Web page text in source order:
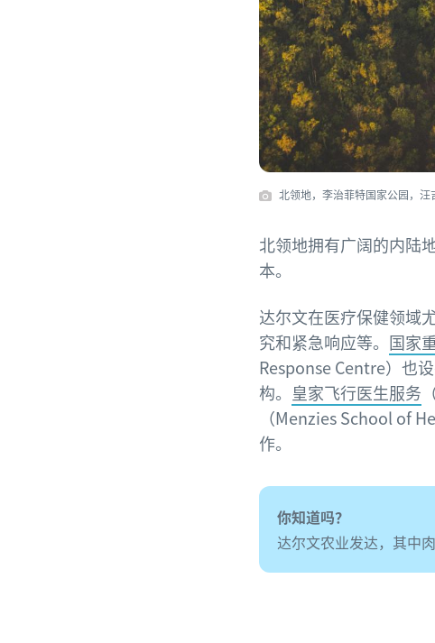
北领地，李治菲特国家公园，
北领地拥有广阔的内陆
本。
达尔文在医疗保健领域
究和紧急响应等。 国家
Response Centre）也
构。 皇家飞行医生服务
（Menzies School of
作。
你知道吗？
达尔文农业发达，其中